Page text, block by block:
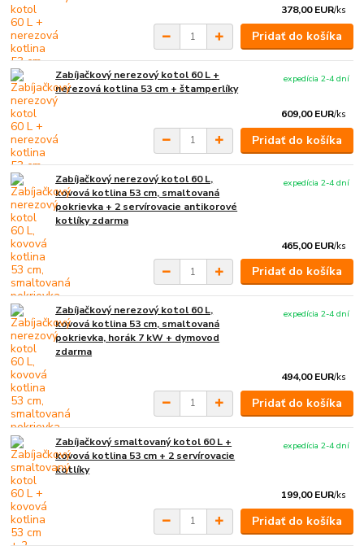
378,00 EUR/ks
Pridať do košíka
Zabíjačkový nerezový kotol 60 L +
nerezová kotlina 53 cm + štamperlíky
609,00 EUR/ks
expedícia 2-4 dní
Pridať do košíka
Zabíjačkový nerezový kotol 60 L,
kovová kotlina 53 cm, smaltovaná
pokrievka + 2 servírovacie antikorové
kotlíky zdarma
465,00 EUR/ks
expedícia 2-4 dní
Pridať do košíka
Zabíjačkový nerezový kotol 60 L,
kovová kotlina 53 cm, smaltovaná
pokrievka, horák 7 kW + dymovod
zdarma
494,00 EUR/ks
expedícia 2-4 dní
Pridať do košíka
Zabíjačkový smaltovaný kotol 60 L +
kovová kotlina 53 cm + 2 servírovacie
kotlíky
199,00 EUR/ks
expedícia 2-4 dní
Pridať do košíka